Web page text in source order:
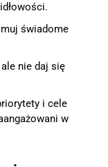
świadome
nie daj się
i cele
w